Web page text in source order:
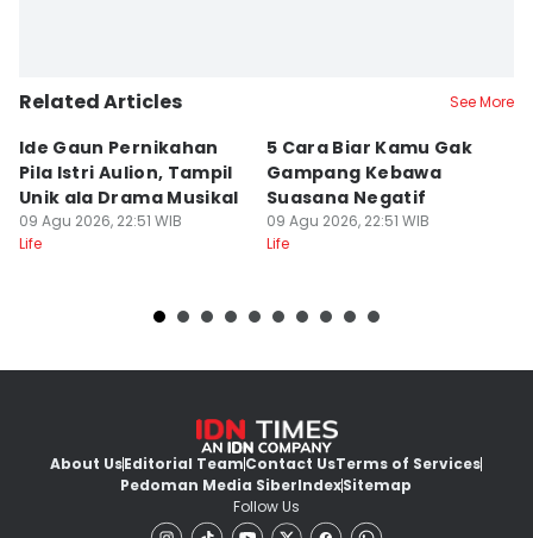
Related Articles See More
Ide Gaun Pernikahan
Pila Istri Aulion, Tampil
Unik ala Drama Musikal
09 Agu 2026, 22:51 WIB
Life
5 Cara Biar Kamu Gak
Gampang Kebawa
Suasana Negatif
09 Agu 2026, 22:51 WIB
Life
About UsEditorial TeamContact UsTerms of Services
Pedoman Media SiberIndexSitemap
Follow Us